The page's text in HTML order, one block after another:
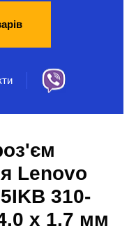
Lenovo
310-
х 1.7 мм